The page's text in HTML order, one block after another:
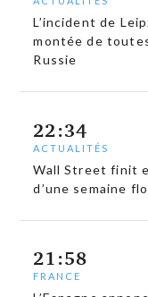
L’incident de
montée de
Russie
22:34
ACTUALITÉS
Wall Street finit
d’une semaine
21:58
FRANCE